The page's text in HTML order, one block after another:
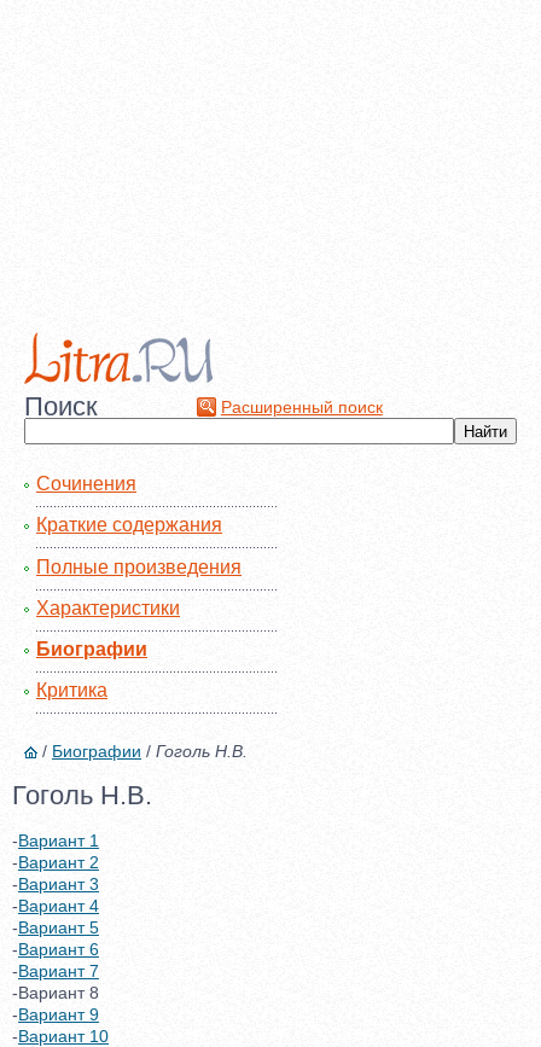
Поиск Расширенный поиск
Сочинения
Краткие содержания
Полные произведения
Характеристики
Биографии
Критика
/ Биографии / Гоголь Н.В.
Гоголь Н.В.
-Вариант 1
-Вариант 2
-Вариант 3
-Вариант 4
-Вариант 5
-Вариант 6
-Вариант 7
-Вариант 8
-Вариант 9
-Вариант 10